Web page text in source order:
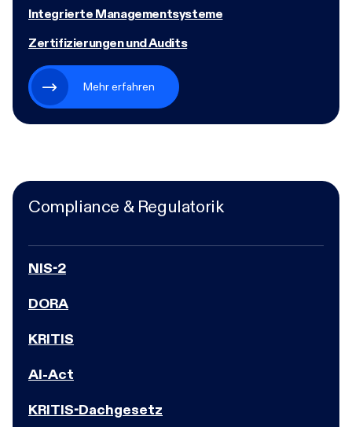
Integrierte Managementsysteme
Zertifizierungen und Audits
Mehr erfahren
Compliance & Regulatorik
NIS-2
DORA
KRITIS
Al-Act
KRITIS-Dachgesetz